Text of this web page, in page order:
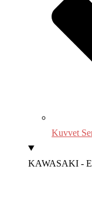
Kuvvet
KAWASAKI -